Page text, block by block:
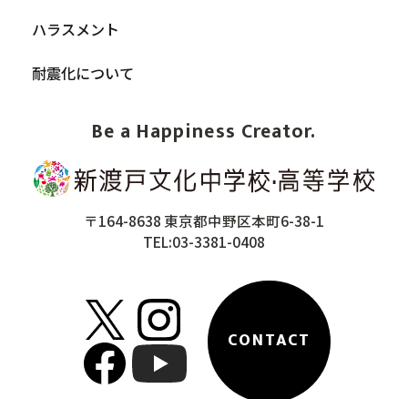
Be a Happiness Creator.
〒164-8638 東京都中野区本町6-38-1
TEL:03-3381-0408
CONTACT
ハラスメント
耐震化について